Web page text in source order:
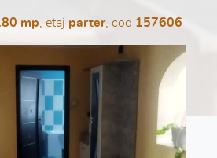
mp , etaj parter, cod 157606